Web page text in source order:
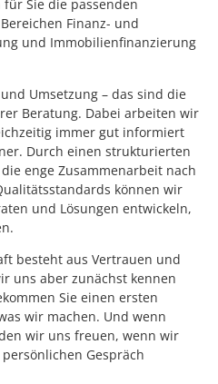
Sie die passenden
Finanz- und
und Immobilienfinanzierung
Umsetzung – das sind die
Beratung. Dabei arbeiten wir
immer gut informiert
Durch einen strukturierten
enge Zusammenarbeit nach
können wir
und Lösungen entwickeln,
besteht aus Vertrauen und
uns aber zunächst kennen
Sie einen ersten
wir machen. Und wenn
wir uns freuen, wenn wir
Gespräch